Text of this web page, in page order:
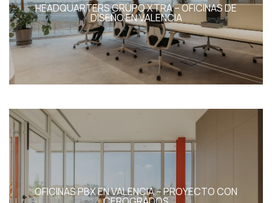
Nosotros
Proyectos
Productos
HEADQUARTERS GRUPO XTRA – OFICINAS DE
DISEÑO EN VALENCIA
OFICINAS PBX EN VALENCIA – PROYECTO CON